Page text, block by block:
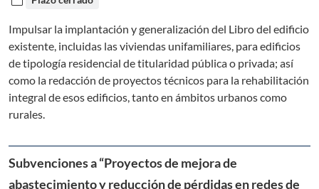
Impulsar la implantación y generalización del Libro del edificio
existente, incluidas las viviendas unifamiliares, para edificios
de tipología residencial de titularidad pública o privada; así
como la redacción de proyectos técnicos para la rehabilitación
integral de esos edificios, tanto en ámbitos urbanos como
rurales.
Subvenciones a “Proyectos de mejora de
abastecimiento y reducción de pérdidas en redes de